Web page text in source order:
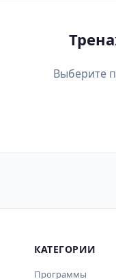
Выберите
КАТЕГОРИИ
Программы